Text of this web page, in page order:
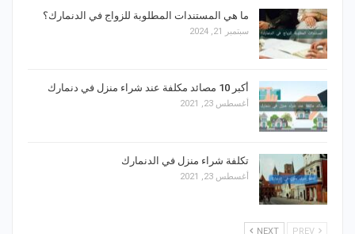
ما هي المستندات المطلوبة للزواج في الدنمارك؟
سبتمبر 21, 2024
أكبر 10 مصائد مكلفة عند شراء منزل في دنمارك
أغسطس 23, 2021
تكلفة شراء منزل في الدنمارك
أغسطس 23, 2021
NEXT